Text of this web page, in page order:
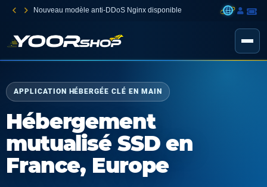
Nouveau modèle anti-DDoS Nginx disponible
APPLICATION HÉBERGÉE CLÉ EN MAIN
Hébergement
mutualisé SSD en
France, Europe